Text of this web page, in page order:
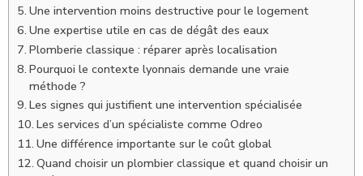
Une intervention moins destructive pour le logement
Une expertise utile en cas de dégât des eaux
Plomberie classique : réparer après localisation
Pourquoi le contexte lyonnais demande une vraie
méthode ?
Les signes qui justifient une intervention spécialisée
Les services d’un spécialiste comme Odreo
Une différence importante sur le coût global
Quand choisir un plombier classique et quand choisir un